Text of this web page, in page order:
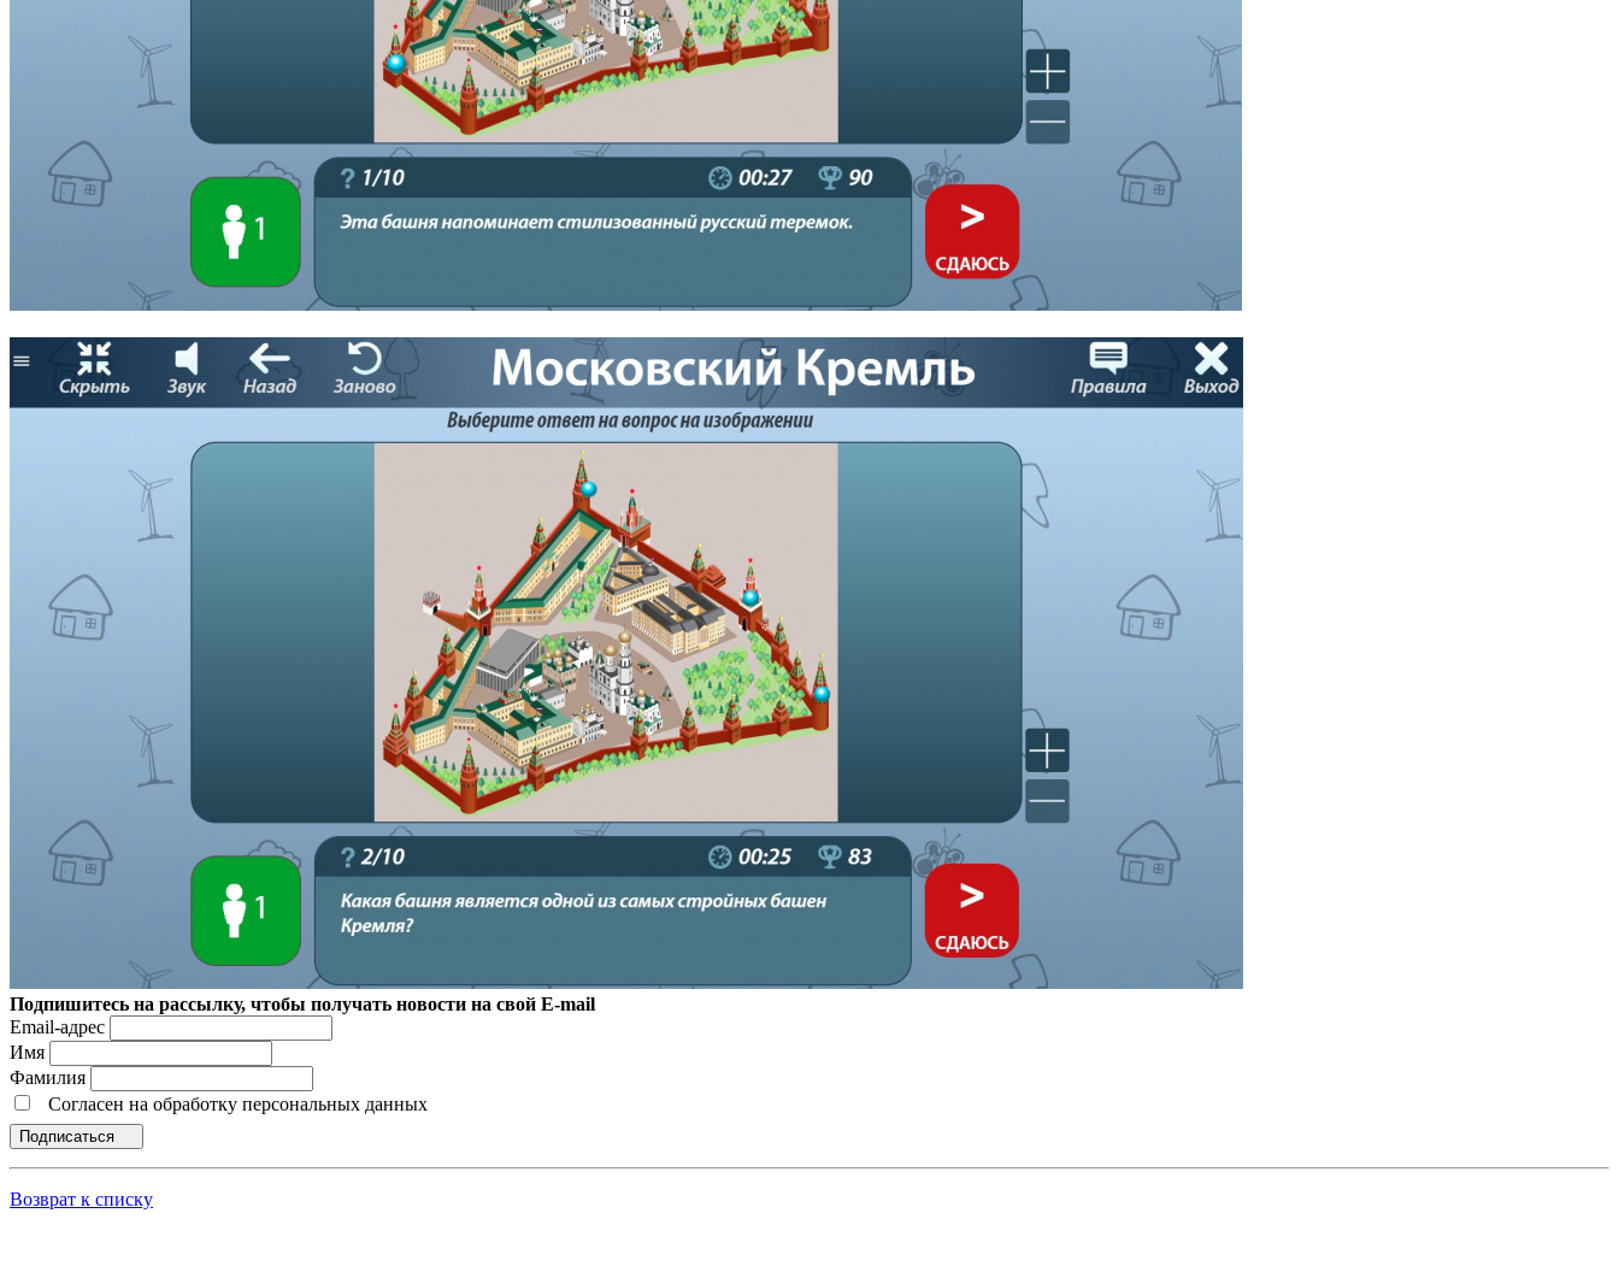
Подпишитесь на рассылку, чтобы получать новости на свой E-mail
Email-адрес
Имя
Фамилия
Согласен на обработку персональных данных
Подписаться
Возврат к списку